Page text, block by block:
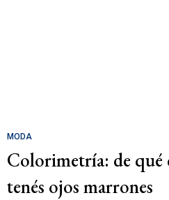
MODA
Colorimetría: de qué
tenés ojos marrones